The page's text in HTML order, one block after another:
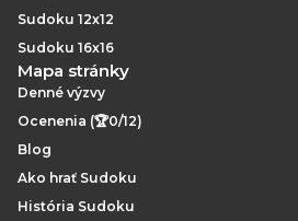
Sudoku 12x12
Sudoku 16x16
Mapa stránky
Denné výzvy
Ocenenia (🏆0/12)
Blog
Ako hrať Sudoku
História Sudoku